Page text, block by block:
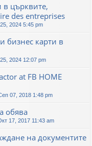
в църквите,
des entreprises
2024 5:45 pm
бизнес карти в
2024 12:07 pm
at FB HOME
07, 2018 1:48 pm
обява
17, 2017 11:43 am
на документите